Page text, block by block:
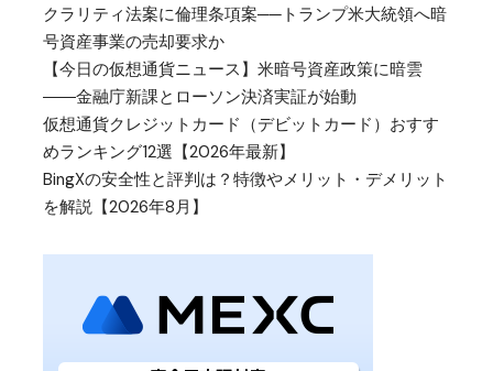
クラリティ法案に倫理条項案──トランプ米大統領へ暗
号資産事業の売却要求か
【今日の仮想通貨ニュース】米暗号資産政策に暗雲
――金融庁新課とローソン決済実証が始動
仮想通貨クレジットカード（デビットカード）おすす
めランキング12選【2026年最新】
BingXの安全性と評判は？特徴やメリット・デメリット
を解説【2026年8月】